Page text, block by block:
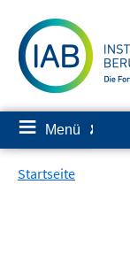
zum
Inhalt
≡ Menü ✘
Startseite